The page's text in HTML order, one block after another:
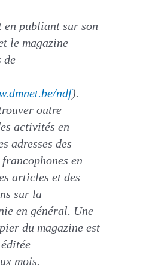
en publiant sur son
le magazine
de
ndf).
outre
activités en
adresses des
francophones en
articles et des
sur la
en général. Une
du magazine est
mois.